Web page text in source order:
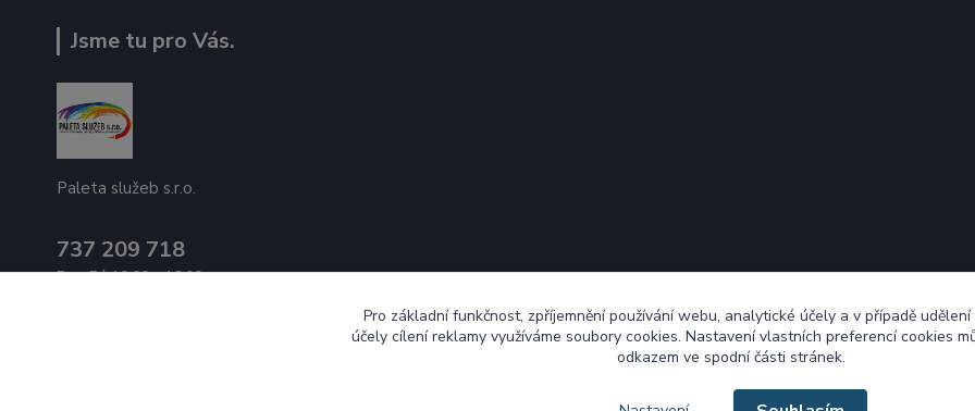
Jsme tu pro Vás.
Paleta služeb s.r.o.
737 209 718
Po - Pá 10:00 - 16:00
Pro základní funkčnost, zpříjemnění používání webu, analytické účely a v případě
účely cílení reklamy využíváme soubory cookies. Nastavení vlastních preferencí cookies
odkazem ve spodní části stránek.